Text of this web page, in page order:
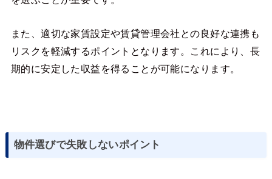
また、適切な家賃設定や賃貸管理会社との良好な連携も
リスクを軽減するポイントとなります。これにより、長
期的に安定した収益を得ることが可能になります。
物件選びで失敗しないポイント